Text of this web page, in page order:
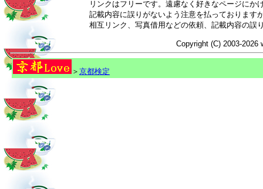
リンクはフリーです。遠慮なく好きなページに
記載内容に誤りがないよう注意を払っております
相互リンク、写真借用などの依頼、記載内容の誤
Copyright (C) 2003-2026
＞ 京都検定